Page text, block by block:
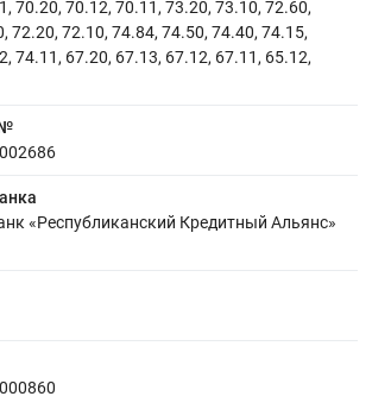
70.20, 70.12, 70.11, 73.20, 73.10, 72.60,
72.20, 72.10, 74.84, 74.50, 74.40, 74.15,
74.11, 67.20, 67.13, 67.12, 67.11, 65.12,
№
«Республиканский Кредитный Альянс»